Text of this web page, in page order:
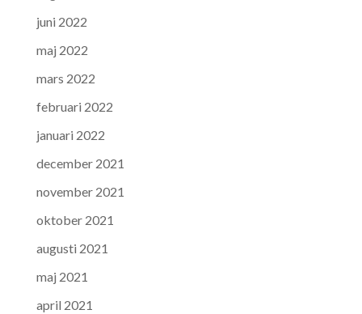
juni 2022
maj 2022
mars 2022
februari 2022
januari 2022
december 2021
november 2021
oktober 2021
augusti 2021
maj 2021
april 2021